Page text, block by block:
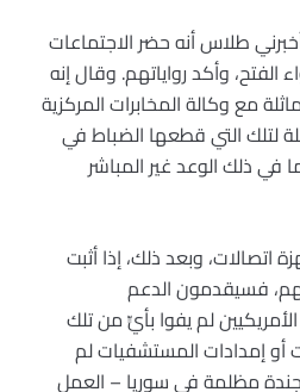
طلاس أنه حضر الاجتماعات
وأكد رواياتهم. وقال إنه
مع وكالة المخابرات المركزية
لتلك التي قطعها الضباط في
في ذلك الوعد غير المباشر
اتصالات، وبعد ذلك، إذا أثبت
فسيقدمون الدعم
لم يفوا بأيٍّ من تلك
أو إمدادات المستشفيات لم
مظلمة في سوريا – العمل